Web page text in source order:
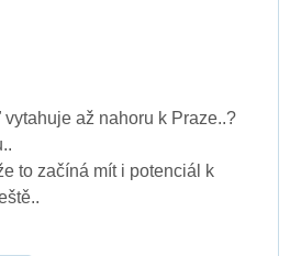
až nahoru k Praze..?
to začíná mít i potenciál k